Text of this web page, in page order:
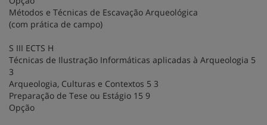
Métodos e Técnicas de Escavação Arqueológica
(com prática de campo)
S III ECTS H
Técnicas de Ilustração Informáticas aplicadas à Arqueologia 5
3
Arqueologia, Culturas e Contextos 5 3
Preparação de Tese ou Estágio 15 9
Opção